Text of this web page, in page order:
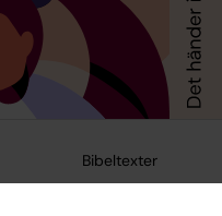
Bibeltexter